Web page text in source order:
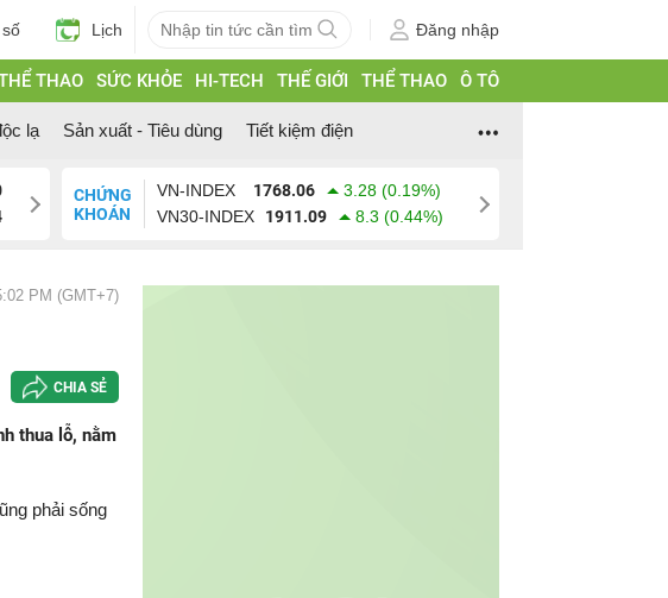
Lịch Đăng nhập
THAO SỨC KHỎE HI-TECH THẾ GIỚI THỂ THAO Ô TÔ
lạ Sản xuất - Tiêu dùng Tiết kiệm điện
CHỨNG
KHOÁN
VN-INDEX 1768.06
3.28 (0.19%)
VN30-INDEX
1911.09 8.3 (0.44%)
PM (GMT+7)
CHIA SẺ
thua lỗ, nằm
phải sống